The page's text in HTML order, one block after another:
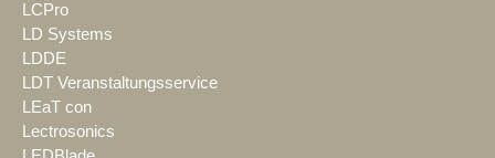
LCPro
LD Systems
LDDE
LDT Veranstaltungsservice
LEaT con
Lectrosonics